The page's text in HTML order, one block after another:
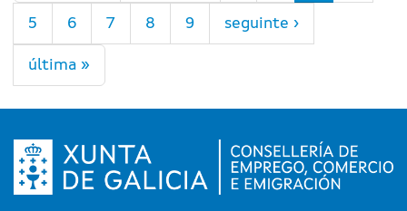
5 6 7 8 9 seguinte ›
última »